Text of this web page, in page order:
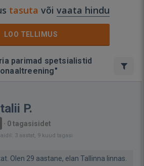
tasuta või vaata hindu
LOO TELLIMUS
parimad spetsialistid
P.
· 0 tagasisidet
3 aastat, 9 kuud tagasi
Olen 29 aastane, elan Tallinna linnas.